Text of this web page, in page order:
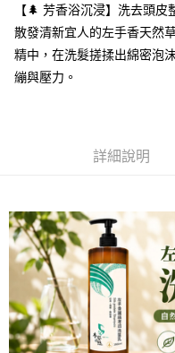
1.本服務係由「台灣大哥大股份
用戶於交易時，得透過本服務
買賣價金債權讓與本公司後，
2.基於同意付款使用「大哥付你
資料（包含姓名、電話或地址）
※ 請注意：結帳手續完成當下不
購買商品的店家。未經商家同
後付繳納相關費用。
※ 交易是否成功請以「AFTEE
是否繳費成功／繳費後需取消欲
易，需依本服務之必要範圍內
https://aftee.tw/terms/#terms3
３．未成年的使用者請事先徵得
「AFTEE先享後付」，若未經
任。
４．使用「AFTEE先享後付」
時審查核予不同之上限額度；
請求用戶進行身份認證。
５．嚴禁一人註冊多個帳號或
恩沛科技股份有限公司將有權
7-11取貨付款
每筆NT$80，滿NT$999(含
付款後7-11取貨
每筆NT$150，滿NT$999(含
【🌲 芳香浴沉浸】洗去頭
散發清新宜人的左手香天然
精中，在洗髮搓揉出綿密泡
繃與壓力。
詳細說明